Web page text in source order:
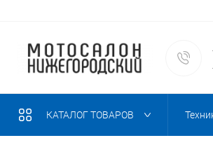
КАТАЛОГ ТОВАРОВ